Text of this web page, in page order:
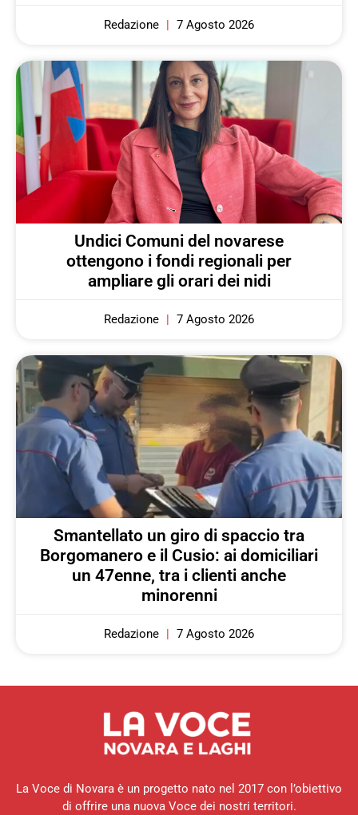
Redazione 7 Agosto 2026
Undici Comuni del novarese
ottengono i fondi regionali per
ampliare gli orari dei nidi
Redazione 7 Agosto 2026
Smantellato un giro di spaccio tra
Borgomanero e il Cusio: ai domiciliari
un 47enne, tra i clienti anche
minorenni
Redazione 7 Agosto 2026
La Voce di Novara è un progetto nato nel 2017 con l’obiettivo
di offrire una nuova Voce dei nostri territori.